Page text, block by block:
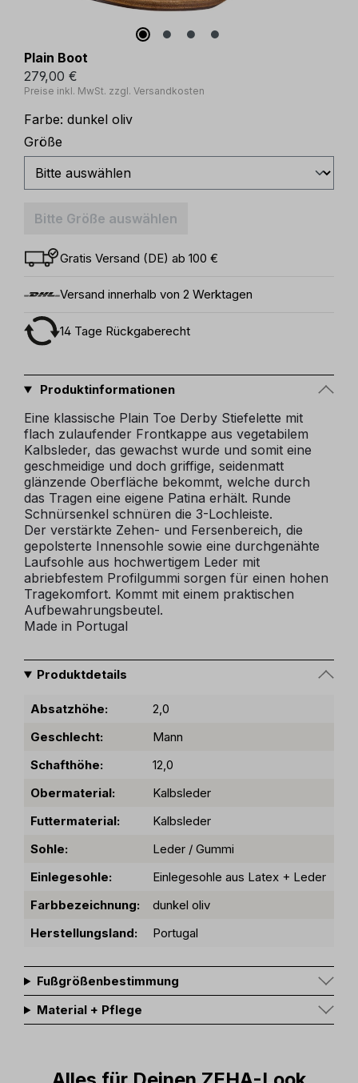
Plain Boot
279,00 €
Preise inkl. MwSt. zzgl. Versandkosten
Farbe: dunkel oliv
Größe
Bitte Größe auswählen
Gratis Versand (DE) ab 100 €
Versand innerhalb von 2 Werktagen
14 Tage Rückgaberecht
Produktinformationen
Eine klassische Plain Toe Derby Stiefelette mit
flach zulaufender Frontkappe aus vegetabilem
Kalbsleder, das gewachst wurde und somit eine
geschmeidige und doch griffige, seidenmatt
glänzende Oberfläche bekommt, welche durch
das Tragen eine eigene Patina erhält. Runde
Schnürsenkel schnüren die 3-Lochleiste.
Der verstärkte Zehen- und Fersenbereich, die
gepolsterte Innensohle sowie eine durchgenähte
Laufsohle aus hochwertigem Leder mit
abriebfestem Profilgummi sorgen für einen hohen
Tragekomfort. Kommt mit einem praktischen
Aufbewahrungsbeutel.
Made in Portugal
Produktdetails
Absatzhöhe:
2,0
Geschlecht:
Mann
Schafthöhe:
12,0
Obermaterial:
Kalbsleder
Futtermaterial:
Kalbsleder
Sohle:
Leder / Gummi
Einlegesohle:
Einlegesohle aus Latex + Leder
Farbbezeichnung:
dunkel oliv
Herstellungsland:
Portugal
Fußgrößenbestimmung
Material + Pflege